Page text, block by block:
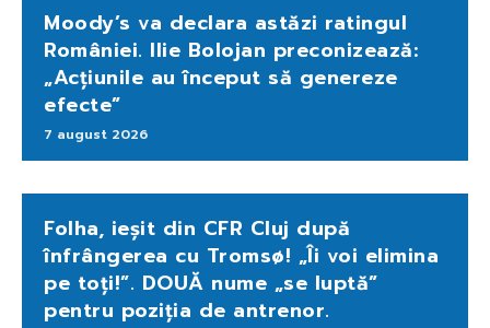
Moody’s va declara astăzi ratingul
României. Ilie Bolojan preconizează:
„Acțiunile au început să genereze
efecte”
7 august 2026
Folha, ieșit din CFR Cluj după
înfrângerea cu Tromsø! „Îi voi elimina
pe toți!”. DOUĂ nume „se luptă”
pentru poziția de antrenor.